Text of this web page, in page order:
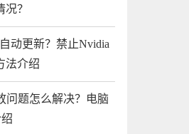
？
动更新？禁止Nvidia
法介绍
问题怎么解决？电脑